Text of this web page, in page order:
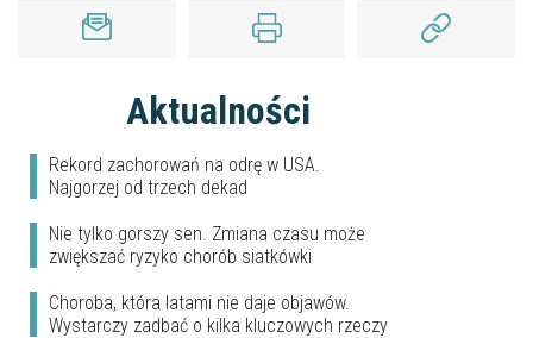
Aktualności
Rekord zachorowań na odrę w USA.
Najgorzej od trzech dekad
Nie tylko gorszy sen. Zmiana czasu może
zwiększać ryzyko chorób siatkówki
Choroba, która latami nie daje objawów.
Wystarczy zadbać o kilka kluczowych rzeczy